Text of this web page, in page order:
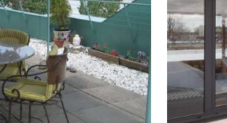
Sauvegarder